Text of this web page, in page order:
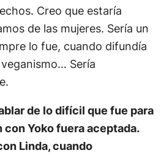
Creo que estaría
de las mujeres. Sería un
lo fue, cuando difundía
Sería
de lo difícil que fue para
Yoko fuera aceptada.
Linda, cuando